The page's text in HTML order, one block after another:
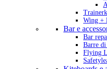
Wing +
Bar e
Bar
Barre
Flying